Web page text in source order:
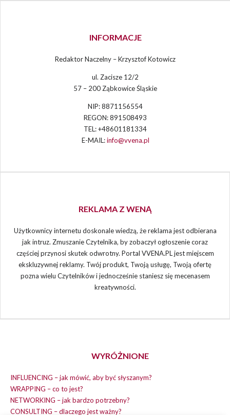
INFORMACJE
Redaktor Naczelny – Krzysztof Kotowicz
ul. Zacisze 12/2
57 – 200 Ząbkowice Śląskie
NIP: 8871156554
REGON: 891508493
TEL: +48601181334
E-MAIL:info@vvena.pl
REKLAMA Z WENĄ
Użytkownicy internetu doskonale wiedzą, że reklama jest odbierana
jak intruz. Zmuszanie Czytelnika, by zobaczył ogłoszenie coraz
częściej przynosi skutek odwrotny. Portal VVENA.PL jest miejscem
ekskluzywnej reklamy. Twój produkt, Twoją usługę, Twoją ofertę
pozna wielu Czytelników i jednocześnie staniesz się mecenasem
kreatywności.
WYRÓŻNIONE
INFLUENCING – jak mówić, aby być słyszanym?
WRAPPING – co to jest?
NETWORKING – jak bardzo potrzebny?
CONSULTING – dlaczego jest ważny?